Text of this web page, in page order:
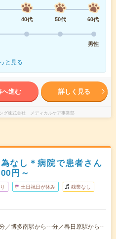
40代 50代
60代
男性
と見る
へ進む 詳しく見る
グ株式会社 メディカルケア事業部
なし＊病院で患者さん
円～
土日祝日が休み 残業なし
／博多南駅から---分／春日原駅から--